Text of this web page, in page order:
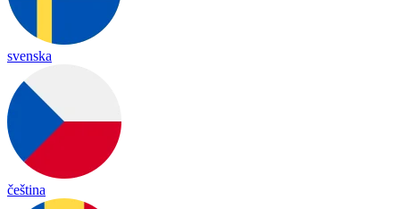
svenska
čeština